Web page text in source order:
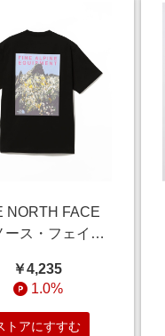
NORTH FACE
ース・フェイス /
ツ・カットソー
MEN ﾌﾞﾗｯｸ M
￥4,235
1.0%
トアにすすむ